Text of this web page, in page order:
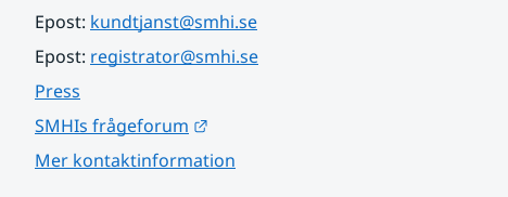
Epost: kundtjanst@smhi.se
Epost: registrator@smhi.se
Press
SMHIs frågeforum
Mer kontaktinformation